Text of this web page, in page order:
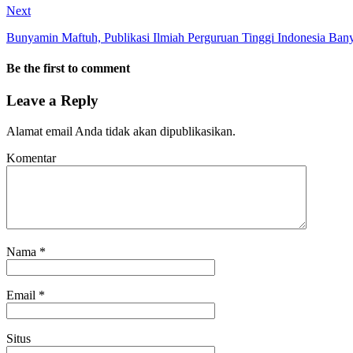
Next
Bunyamin Maftuh, Publikasi Ilmiah Perguruan Tinggi Indonesia
Be the first to comment
Leave a Reply
Alamat email Anda tidak akan dipublikasikan.
Komentar
Nama *
Email *
Situs